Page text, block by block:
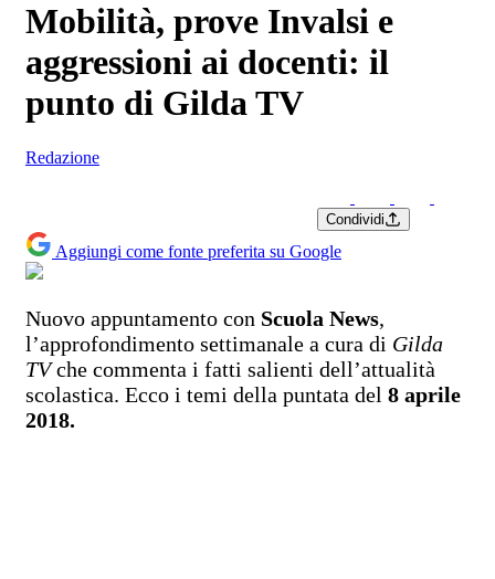
Mobilità, prove Invalsi e
aggressioni ai docenti: il
punto di Gilda TV
Redazione
Condividi
Aggiungi come fonte preferita su Google
Nuovo appuntamento con Scuola News,
l’approfondimento settimanale a cura di Gilda
TVche commenta i fatti salienti dell’attualità
scolastica. Ecco i temi della puntata del 8 aprile
2018.